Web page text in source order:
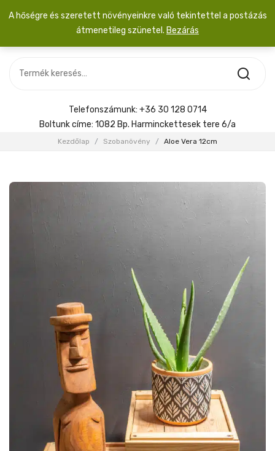
SZOBANÖVÉNY
KIEGÉSZÍTŐK
Menyasszonyi csokor
Telefonszámunk: +36 30 128 0714
Boltunk címe: 1082 Bp. Harminckettesek tere 6/a
Kezdőlap / Szobanövény / Aloe Vera 12cm
A hőségre és szeretett növényeinkre való tekintettel a postázás
átmenetileg szünetel. Bezárás